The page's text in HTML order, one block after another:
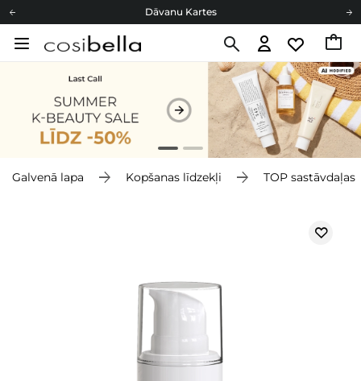
Dāvanu Kartes
Cosibella lojalitātes programma
Galvenā lapa Kopšanas līdzekļi TOP sastāvdaļas